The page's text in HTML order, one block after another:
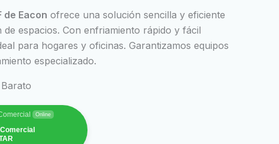
de Eacon ofrece una solución sencilla y eficiente
de espacios. Con enfriamiento rápido y fácil
para hogares y oficinas. Garantizamos equipos
especializado.
Online